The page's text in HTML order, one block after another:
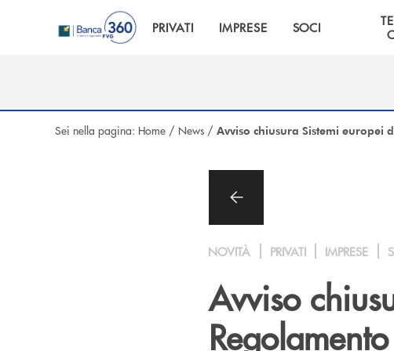
Salta al contenuto principale
PRIVATI IMPRESE SOCI
Sei nella pagina: Home / News / Avviso chiusura Sistemi europei
NOVITÀ PRIVATI IMPRESE
Avviso